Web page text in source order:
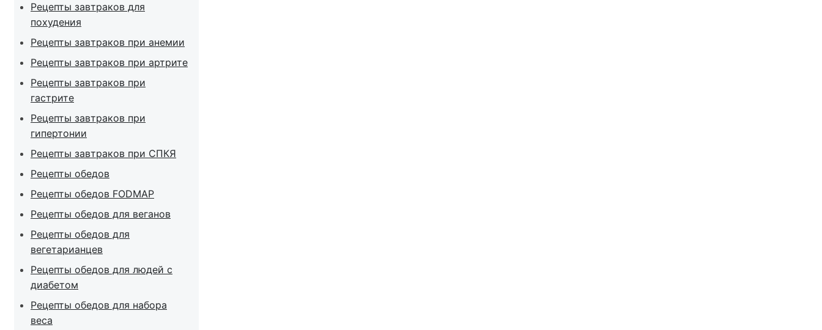
Рецепты завтраков для
похудения
Рецепты завтраков при анемии
Рецепты завтраков при артрите
Рецепты завтраков при
гастрите
Рецепты завтраков при
гипертонии
Рецепты завтраков при СПКЯ
Рецепты обедов
Рецепты обедов FODMAP
Рецепты обедов для веганов
Рецепты обедов для
вегетарианцев
Рецепты обедов для людей с
диабетом
Рецепты обедов для набора
веса